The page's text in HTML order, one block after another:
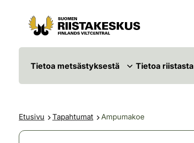
Siirry sisältöön
Siirry sivustokarttaan
Tietoa metsästyksestä Tietoa riistasta
Etusivu Tapahtumat Ampumakoe